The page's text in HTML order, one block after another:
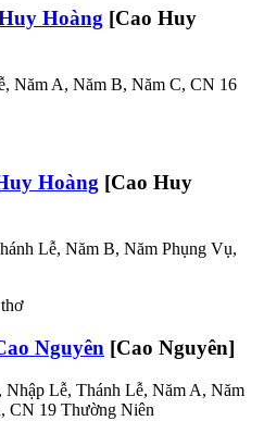
Hoàng [Cao Huy
Năm A, Năm B, Năm C, CN 16
Hoàng [Cao Huy
Lễ, Năm B, Năm Phụng Vụ,
Nguyên [Cao Nguyên]
Lễ, Thánh Lễ, Năm A, Năm
CN 19 Thường Niên